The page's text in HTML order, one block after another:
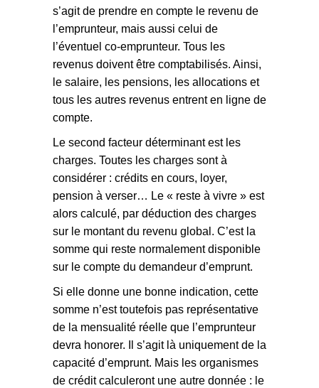
s’agit de prendre en compte le revenu de
l’emprunteur, mais aussi celui de
l’éventuel co-emprunteur. Tous les
revenus doivent être comptabilisés. Ainsi,
le salaire, les pensions, les allocations et
tous les autres revenus entrent en ligne de
compte.
Le second facteur déterminant est les
charges. Toutes les charges sont à
considérer : crédits en cours, loyer,
pension à verser… Le « reste à vivre » est
alors calculé, par déduction des charges
sur le montant du revenu global. C’est la
somme qui reste normalement disponible
sur le compte du demandeur d’emprunt.
Si elle donne une bonne indication, cette
somme n’est toutefois pas représentative
de la mensualité réelle que l’emprunteur
devra honorer. Il s’agit là uniquement de la
capacité d’emprunt. Mais les organismes
de crédit calculeront une autre donnée : le